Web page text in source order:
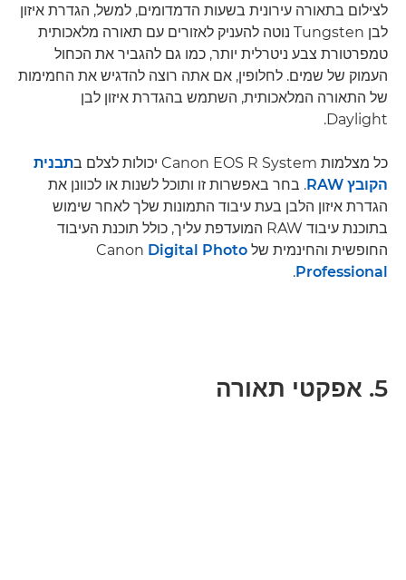
לצילום בתאורה עירונית בשעות הדמדומים, למשל, הגדרת איזון
לבן Tungsten נוטה להעניק לאזורים עם תאורה מלאכותית
טמפרטורת צבע ניטרלית יותר, כמו גם להגביר את הכחול
העמוק של שמים. לחלופין, אם אתה רוצה להדגיש את החמימות
של התאורה המלאכותית, השתמש בהגדרת איזון לבן
Daylight.
כל מצלמות Canon EOS R System יכולות לצלם ב
תבנית
הקובץ RAW
. בחר באפשרות זו ותוכל לשנות או לכוונן את
הגדרת איזון הלבן בעת עיבוד התמונות שלך לאחר שימוש
בתוכנת עיבוד RAW המועדפת עליך, כולל תוכנת העיבוד
החופשית והחינמית של Canon Digital Photo
Professional
.
5. אפקטי תאורה